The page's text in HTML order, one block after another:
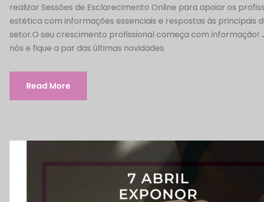
realizar Sessões de Esclarecimento Online para apoiar os
estética com informações essenciais e respostas às principais
setor.O seu crescimento profissional começa com informação!
nós e fique a par das últimas novidades.
Read More